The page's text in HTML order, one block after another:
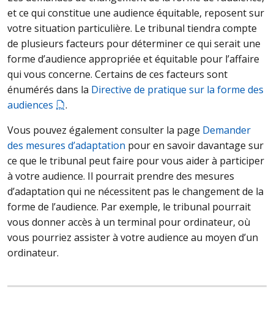
et ce qui constitue une audience équitable, reposent sur
votre situation particulière. Le tribunal tiendra compte
de plusieurs facteurs pour déterminer ce qui serait une
forme d’audience appropriée et équitable pour l’affaire
qui vous concerne. Certains de ces facteurs sont
énumérés dans la Directive de pratique sur la forme des
audiences
.
Vous pouvez également consulter la page Demander
des mesures d’adaptation pour en savoir davantage sur
ce que le tribunal peut faire pour vous aider à participer
à votre audience. Il pourrait prendre des mesures
d’adaptation qui ne nécessitent pas le changement de la
forme de l’audience. Par exemple, le tribunal pourrait
vous donner accès à un terminal pour ordinateur, où
vous pourriez assister à votre audience au moyen d’un
ordinateur.